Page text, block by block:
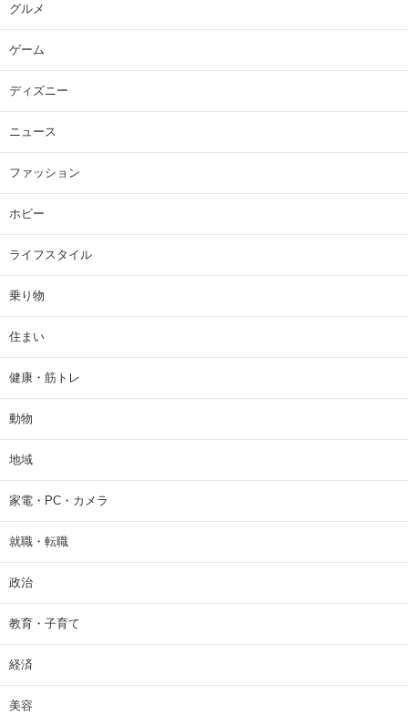
グルメ
ゲーム
ディズニー
ニュース
ファッション
ホビー
ライフスタイル
乗り物
住まい
健康・筋トレ
動物
地域
家電・PC・カメラ
就職・転職
政治
教育・子育て
経済
美容